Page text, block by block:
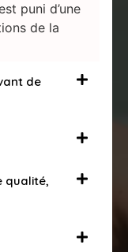
puni d’une
de la
de
qualité,